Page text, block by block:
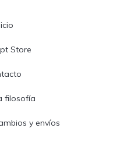
Store
filosofía
y envíos